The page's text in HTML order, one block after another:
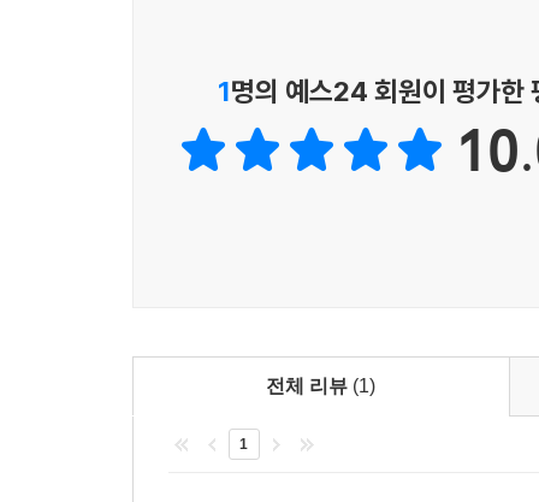
1명의 예스24 회원이 평가한
전체 리뷰 (1)
1